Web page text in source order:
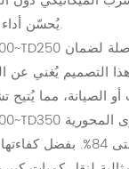
يُحسّن أداء منع التسرب بشكل ملحوظ.
التصميم يُغني عن
بكفاءة، مما يضمن التشغيل السلس ويعزز